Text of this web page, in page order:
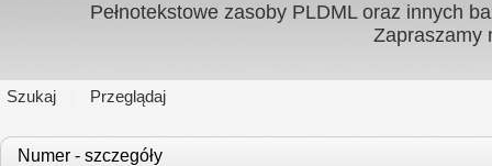
Pełnotekstowe zasoby PLDML oraz innych
Zapraszamy
Szukaj Przeglądaj
Numer - szczegóły